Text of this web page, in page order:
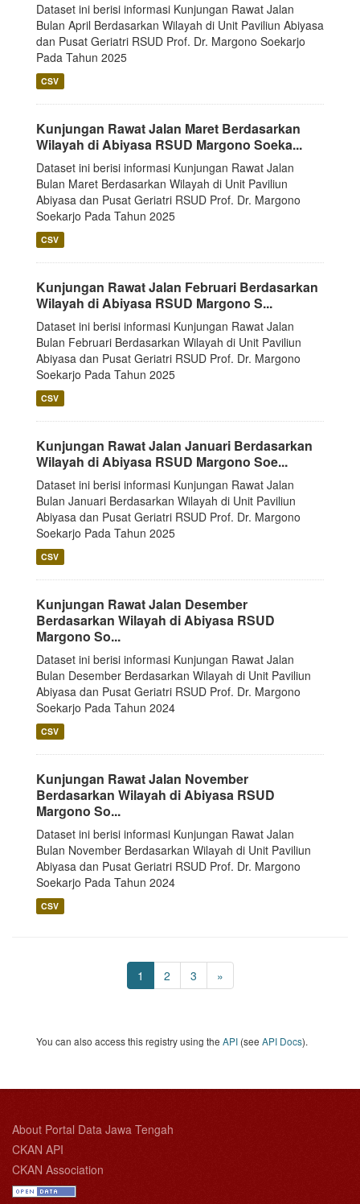
Dataset ini berisi informasi Kunjungan Rawat Jalan
Bulan April Berdasarkan Wilayah di Unit Paviliun Abiyasa
dan Pusat Geriatri RSUD Prof. Dr. Margono Soekarjo
Pada Tahun 2025
CSV
Kunjungan Rawat Jalan Maret Berdasarkan
Wilayah di Abiyasa RSUD Margono Soeka...
Dataset ini berisi informasi Kunjungan Rawat Jalan
Bulan Maret Berdasarkan Wilayah di Unit Paviliun
Abiyasa dan Pusat Geriatri RSUD Prof. Dr. Margono
Soekarjo Pada Tahun 2025
CSV
Kunjungan Rawat Jalan Februari Berdasarkan
Wilayah di Abiyasa RSUD Margono S...
Dataset ini berisi informasi Kunjungan Rawat Jalan
Bulan Februari Berdasarkan Wilayah di Unit Paviliun
Abiyasa dan Pusat Geriatri RSUD Prof. Dr. Margono
Soekarjo Pada Tahun 2025
CSV
Kunjungan Rawat Jalan Januari Berdasarkan
Wilayah di Abiyasa RSUD Margono Soe...
Dataset ini berisi informasi Kunjungan Rawat Jalan
Bulan Januari Berdasarkan Wilayah di Unit Paviliun
Abiyasa dan Pusat Geriatri RSUD Prof. Dr. Margono
Soekarjo Pada Tahun 2025
CSV
Kunjungan Rawat Jalan Desember
Berdasarkan Wilayah di Abiyasa RSUD
Margono So...
Dataset ini berisi informasi Kunjungan Rawat Jalan
Bulan Desember Berdasarkan Wilayah di Unit Paviliun
Abiyasa dan Pusat Geriatri RSUD Prof. Dr. Margono
Soekarjo Pada Tahun 2024
CSV
Kunjungan Rawat Jalan November
Berdasarkan Wilayah di Abiyasa RSUD
Margono So...
Dataset ini berisi informasi Kunjungan Rawat Jalan
Bulan November Berdasarkan Wilayah di Unit Paviliun
Abiyasa dan Pusat Geriatri RSUD Prof. Dr. Margono
Soekarjo Pada Tahun 2024
CSV
1 2 3 »
You can also access this registry using the API (see API Docs).
About Portal Data Jawa Tengah
CKAN API
CKAN Association